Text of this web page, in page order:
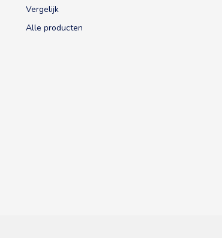
Vergelijk
Alle producten